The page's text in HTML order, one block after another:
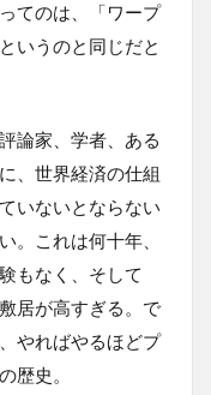
てのは、「ワープ
いうのと同じだと
論家、学者、ある
、世界経済の仕組
いないとならない
。これは何十年、
もなく、そして
居が高すぎる。で
やればやるほどプ
歴史。